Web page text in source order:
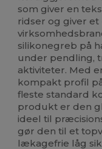
som giver en
ridser og giver
silikonegreb på
under pendling,
aktiviteter. Med
kompakt profil
fleste standard
produkt er den
ideel til
gør den til et
lækagefrie låg